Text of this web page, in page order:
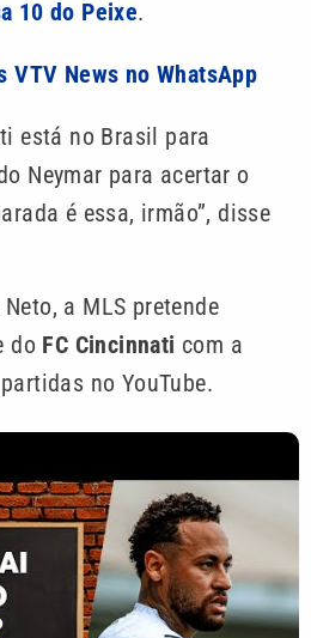
10 do Peixe.
VTV News no WhatsApp
está no Brasil para
Neymar para acertar o
é essa, irmão”, disse
a MLS pretende
do FC Cincinnati com a
no YouTube.